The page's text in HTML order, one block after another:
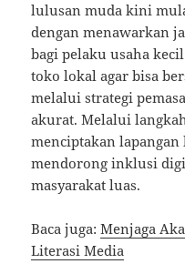
lulusan muda kini
dengan menawarkan
bagi pelaku usaha
toko lokal agar bisa
melalui strategi
akurat. Melalui
menciptakan
mendorong inklusi
masyarakat luas.
Baca juga:Menjaga
Literasi Media